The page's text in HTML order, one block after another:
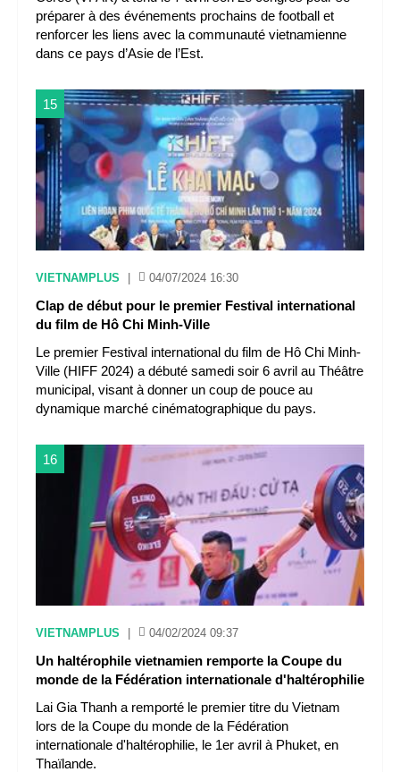
préparer à des événements prochains de football et
renforcer les liens avec la communauté vietnamienne
dans ce pays d’Asie de l’Est.
15
VIETNAMPLUS 04/07/2024 16:30
Clap de début pour le premier Festival international
du film de Hô Chi Minh-Ville
Le premier Festival international du film de Hô Chi Minh-
Ville (HIFF 2024) a débuté samedi soir 6 avril au Théâtre
municipal, visant à donner un coup de pouce au
dynamique marché cinématographique du pays.
16
VIETNAMPLUS 04/02/2024 09:37
Un haltérophile vietnamien remporte la Coupe du
monde de la Fédération internationale d'haltérophilie
Lai Gia Thanh a remporté le premier titre du Vietnam
lors de la Coupe du monde de la Fédération
internationale d'haltérophilie, le 1er avril à Phuket, en
Thaïlande.